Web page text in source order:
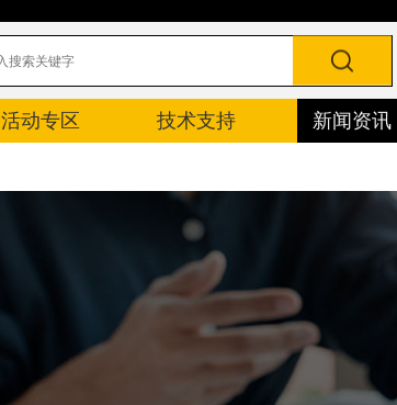
活动专区 技术支持 新闻资讯